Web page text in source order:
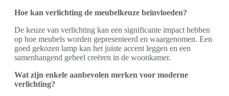
Hoe kan verlichting de meubelkeuze beïnvloeden?
De keuze van verlichting kan een significante impact hebben
op hoe meubels worden gepresenteerd en waargenomen. Een
goed gekozen lamp kan het juiste accent leggen en een
samenhangend geheel creëren in de woonkamer.
Wat zijn enkele aanbevolen merken voor moderne
verlichting?